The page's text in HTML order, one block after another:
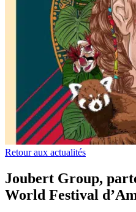
Retour aux actualités
Joubert Group,
World Festival